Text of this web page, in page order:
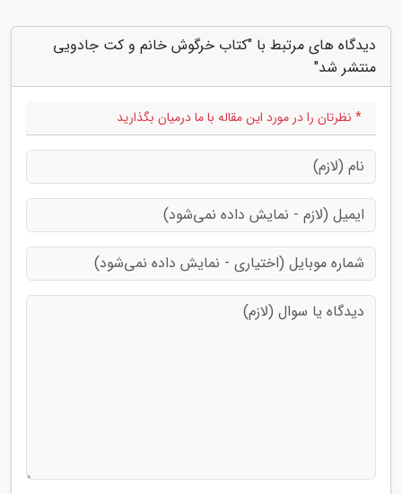
دیدگاه های مرتبط با "کتاب خرگوش خانم و کت جادویی
منتشر شد"
* نظرتان را در مورد این مقاله با ما درمیان بگذارید